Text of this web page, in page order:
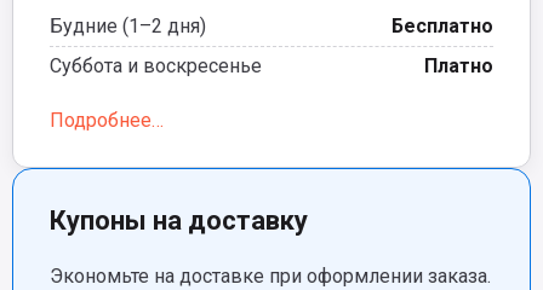
Будние (1–2 дня)
Бесплатно
Суббота и воскресенье
Платно
Подробнее…
Купоны на доставку
Экономьте на доставке при оформлении заказа.